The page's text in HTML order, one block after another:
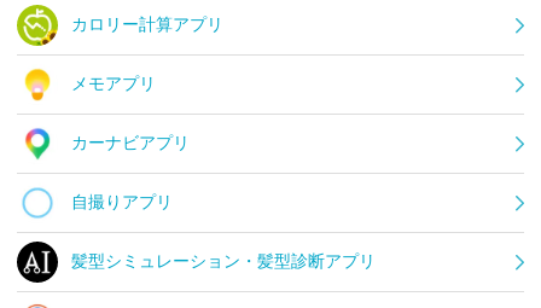
カロリー計算アプリ
メモアプリ
カーナビアプリ
自撮りアプリ
髪型シミュレーション・髪型診断アプリ